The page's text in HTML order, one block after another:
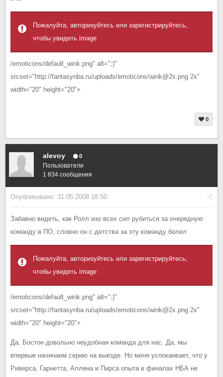
Пожалуйта, авторизуйтесь или зарегистрируйтесь,
чтобы увидеть image
/emoticons/default_wink.png" alt=";)"
srcset="http://fantasynba.ru/uploads/emoticons/wink@2x.png 2x"
width="20" height="20">
0
alevoy 0
Пользователи
1 834 сообщения
Опубликовано: 31.05.2008 18:50
Забавно видеть, как Ролл изо всех сил рубиться за очередную
команду в ПО, словно он с детства за эту команду болел
Пожалуйта, авторизуйтесь или зарегистрируйтесь,
чтобы увидеть image
/emoticons/default_wink.png" alt=";)"
srcset="http://fantasynba.ru/uploads/emoticons/wink@2x.png 2x"
width="20" height="20">
Да, Бостон довольно неудобная команда для нас. Да, мы
впервые начинаем серию на выезде. Но меня успокаивает, что у
Риверса, Гарнетта, Аллена и Пирса опыта в финалах НБА не